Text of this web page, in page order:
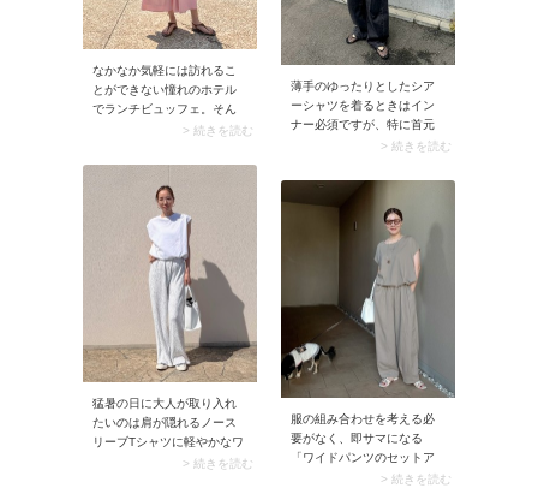
ルに合わせるだけでバラン
スよく仕上がります。
なかなか気軽には訪れるこ
とができない憧れのホテル
でランチビュッフェ。そん
なシーンには華やかな一枚
ブがエレガントなライトピ
ンクのロングワンピースは
まさしくぴったり。きちん
と見えは叶うのに、フレア
シルエットのワンピースな
ら締め付け感ゼロです。
> 続きを読む
薄手のゆったりとしたシア
ーシャツを着るときはイン
ナー必須ですが、特に首元
やアームホールの開きが深
ー選びを慎重に。おすすめ
はベアキャミソールタイプ
のブラトップ。バストから
脇下まで直線的にすっきり
と見えるため安心です。加
えてシアーシャツと同系色
を選ぶと、下着っぽさが抑
えられますよ。
> 続きを読む
猛暑の日に大人が取り入れ
たいのは肩が隠れるノース
リーブTシャツに軽やかなワ
イドパンツを合わせたホワ
> 続きを読む
服の組み合わせを考える必
要がなく、即サマになる
「ワイドパンツのセットア
ップ」は50代にうってつ
> 続きを読む